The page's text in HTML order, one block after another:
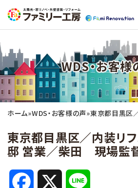
WDS・お客様
ホーム»WDS・お客様の声»東京都目黒区
東京都目黒区／内装リ
邸 営業／柴田 現場監